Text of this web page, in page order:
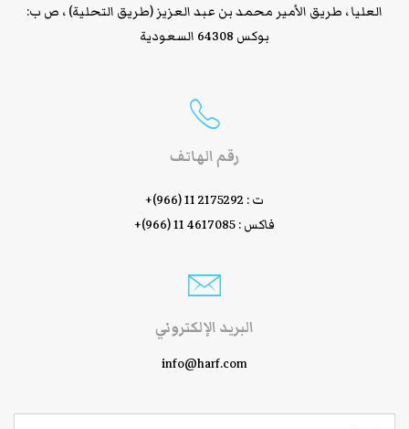
العليا ، طريق الأمير محمد بن عبد العزيز (طريق التحلية) ، ص ب:
بوكس 64308 السعودية
رقم الهاتف
ت : +(966) 11 2175292
فاكس :+(966) 11 4617085
البريد الإلكتروني
info@harf.com